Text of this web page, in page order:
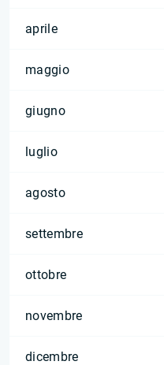
aprile
maggio
giugno
luglio
agosto
settembre
ottobre
novembre
dicembre